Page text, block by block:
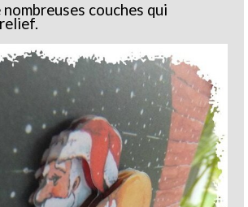
couches qui